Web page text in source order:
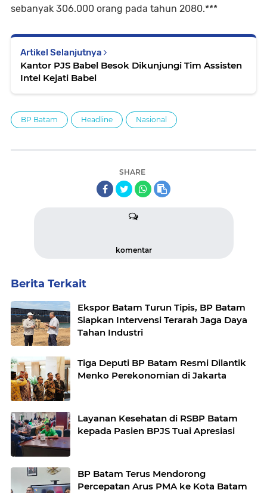
sebanyak 306.000 orang pada tahun 2080.***
Artikel Selanjutnya
Kantor PJS Babel Besok Dikunjungi Tim Assisten
Intel Kejati Babel
BP Batam Headline Nasional
SHARE
komentar
Berita Terkait
Ekspor Batam Turun Tipis, BP Batam
Siapkan Intervensi Terarah Jaga Daya
Tahan Industri
Tiga Deputi BP Batam Resmi Dilantik
Menko Perekonomian di Jakarta
Layanan Kesehatan di RSBP Batam
kepada Pasien BPJS Tuai Apresiasi
BP Batam Terus Mendorong
Percepatan Arus PMA ke Kota Batam